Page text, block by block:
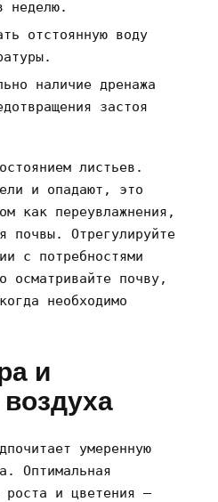
неделю.
отстоянную воду
наличие дренажа
застоя
листьев.
и опадают‚ это
как переувлажнения‚
почвы. Отрегулируйте
с потребностями
осматривайте почву‚
необходимо
и
умеренную
Оптимальная
роста и цветения –